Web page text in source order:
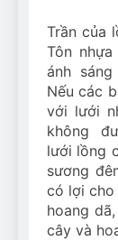
Trần của
Tôn
ánh
Nếu các
với lưới
không
lưới lồng
sương
có lợi cho
hoang
cây và